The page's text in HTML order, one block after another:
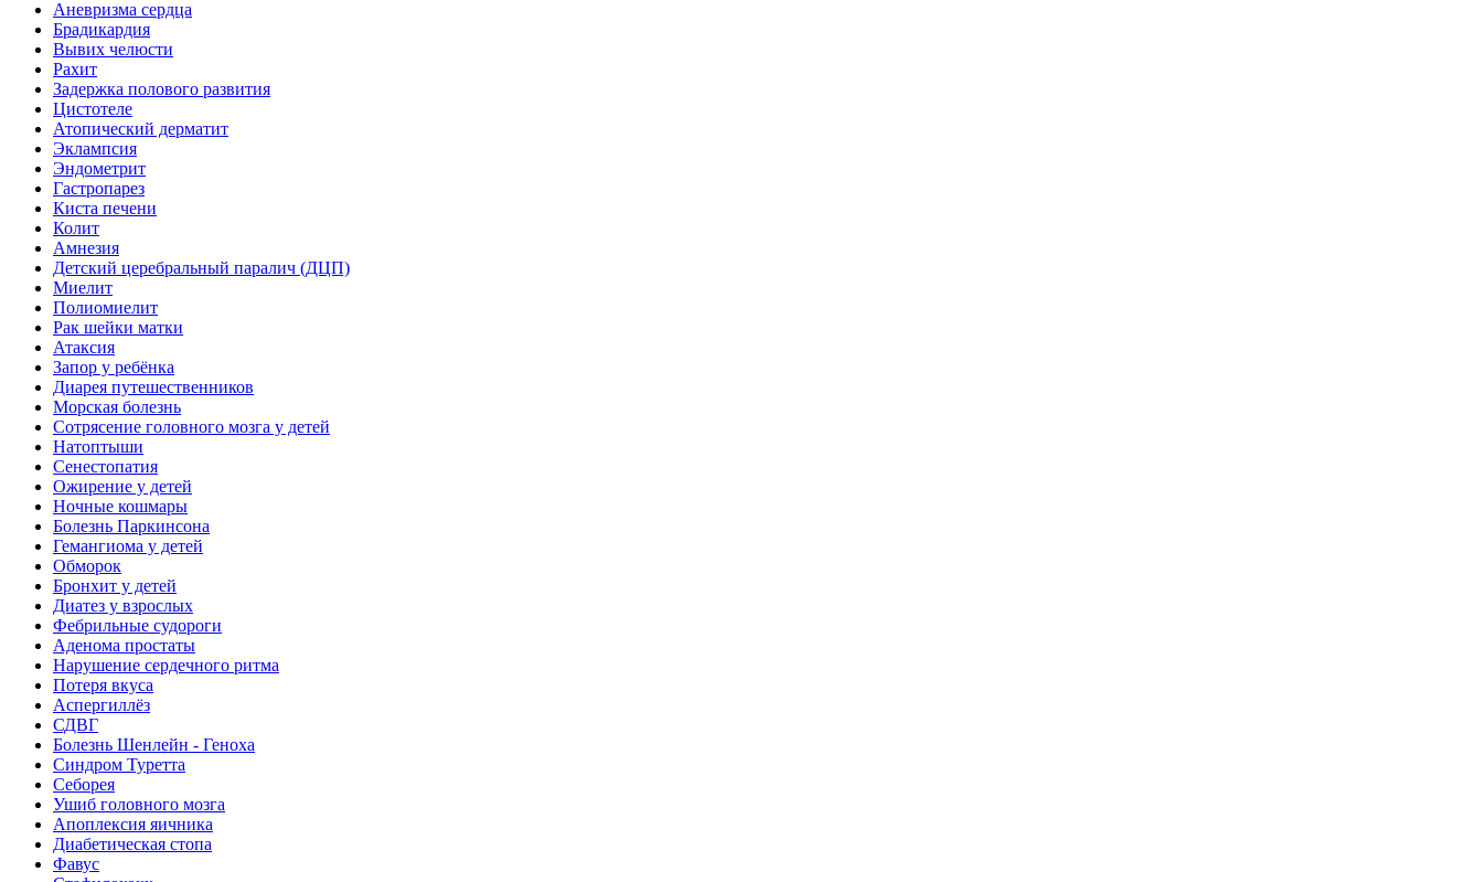
Аневризма сердца
Брадикардия
Вывих челюсти
Рахит
Задержка полового развития
Цистотеле
Атопический дерматит
Эклампсия
Эндометрит
Гастропарез
Киста печени
Колит
Амнезия
Детский церебральный паралич (ДЦП)
Миелит
Полиомиелит
Рак шейки матки
Атаксия
Запор у ребёнка
Диарея путешественников
Морская болезнь
Сотрясение головного мозга у детей
Натоптыши
Сенестопатия
Ожирение у детей
Ночные кошмары
Болезнь Паркинсона
Гемангиома у детей
Обморок
Бронхит у детей
Диатез у взрослых
Фебрильные судороги
Аденома простаты
Нарушение сердечного ритма
Потеря вкуса
Аспергиллёз
СДВГ
Болезнь Шенлейн - Геноха
Синдром Туретта
Себорея
Ушиб головного мозга
Апоплексия яичника
Диабетическая стопа
Фавус